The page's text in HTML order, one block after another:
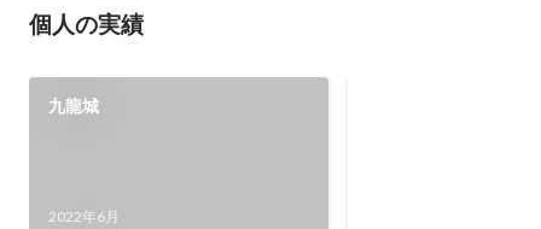
個人の実績
九龍城
2022年6月